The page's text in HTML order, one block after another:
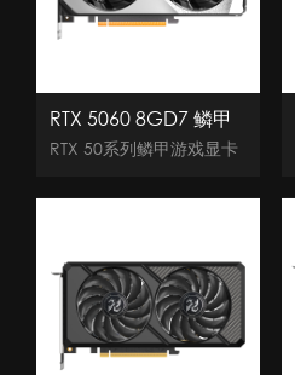
RTX 5060 8GD7 鳞甲
RTX 50系列鳞甲游戏显卡